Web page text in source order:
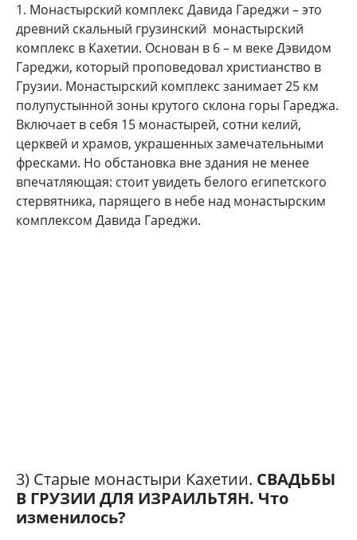
1. Монастырский комплекс Давида Гареджи – это
древний скальный грузинский монастырский
комплекс в Кахетии. Основан в 6 – м веке Дэвидом
Гареджи, который проповедовал христианство в
Грузии. Монастырский комплекс занимает 25 км
полупустынной зоны крутого склона горы Гареджа.
Включает в себя 15 монастырей, сотни келий,
церквей и храмов, украшенных замечательными
фресками. Но обстановка вне здания не менее
впечатляющая: стоит увидеть белого египетского
стервятника, парящего в небе над монастырским
комплексом Давида Гареджи.
3) Старые монастыри Кахетии. СВАДЬБЫ
В ГРУЗИИ ДЛЯ ИЗРАИЛЬТЯН. Что
изменилось?